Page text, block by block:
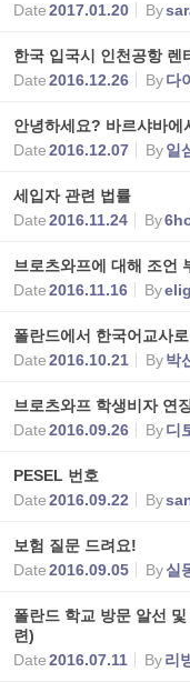
Date2017.01.20 By
한국 입국시 인천공항 렌
Date2016.12.26 By다
안녕하세요? 바르샤바에
Date2016.12.07 By일
세입자 관련 법률
Date2016.11.24 By
브로츠와프에 대해 조언
Date2016.11.16 By
폴란드에서 한국어교사
Date2016.10.21 By박
브로츠와프 학생비자 연
Date2016.09.26 By디
PESEL 번호
Date2016.09.22 By
보험 질문 드려요!
Date2016.09.05 By실
폴란드 학교 방문 알선
련)
Date2016.07.11 By리